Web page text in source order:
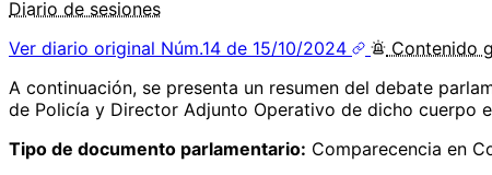
Diario de sesiones
Ver diario original Núm.14 de 15/10/2024 Contenido
A continuación, se presenta un resumen del debate
de Policía y Director Adjunto Operativo de dicho cuerpo
Tipo de documento parlamentario: Comparecencia en